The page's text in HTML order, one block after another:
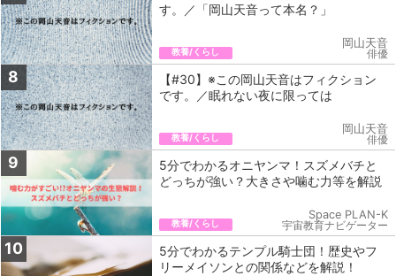
す。／「岡山天音って本名？」
教養/くらし
岡山天音
俳優
8
【#30】※この岡山天音はフィクション
です。／眠れない夜に限っては
教養/くらし
岡山天音
俳優
9
5分でわかるオニヤンマ！スズメバチと
どっちが強い？大きさや噛む力等を解説
教養/くらし
Space PLAN-K
宇宙教育ナビゲーター
10
5分でわかるテンプル騎士団！歴史やフ
リーメイソンとの関係などを解説！